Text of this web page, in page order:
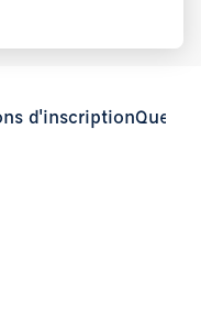
d'inscription